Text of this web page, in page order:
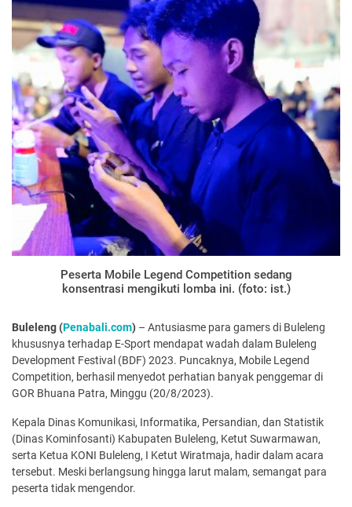
Peserta Mobile Legend Competition sedang
konsentrasi mengikuti lomba ini. (foto: ist.)
Buleleng (Penabali.com) – Antusiasme para gamers di Buleleng
khususnya terhadap E-Sport mendapat wadah dalam Buleleng
Development Festival (BDF) 2023. Puncaknya, Mobile Legend
Competition, berhasil menyedot perhatian banyak penggemar di
GOR Bhuana Patra, Minggu (20/8/2023).
Kepala Dinas Komunikasi, Informatika, Persandian, dan Statistik
(Dinas Kominfosanti) Kabupaten Buleleng, Ketut Suwarmawan,
serta Ketua KONI Buleleng, I Ketut Wiratmaja, hadir dalam acara
tersebut. Meski berlangsung hingga larut malam, semangat para
peserta tidak mengendor.